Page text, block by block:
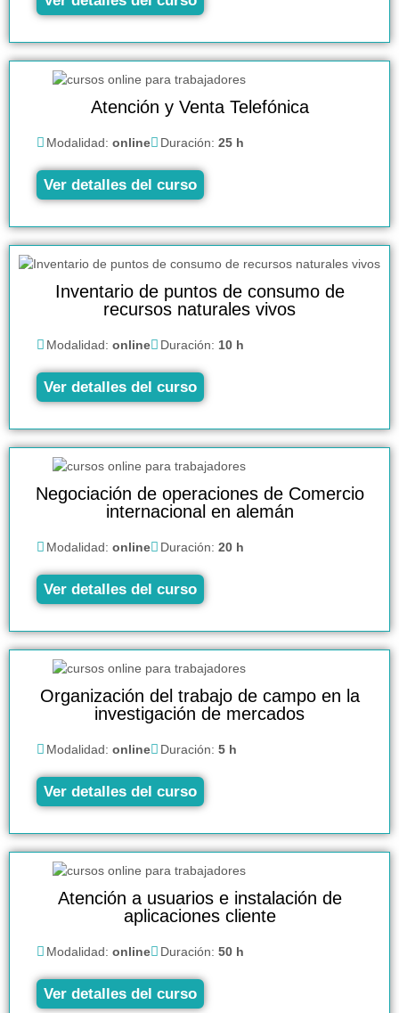
Atención y Venta Telefónica
Modalidad: online Duración: 25 h
Ver detalles del curso
Inventario de puntos de consumo de
recursos naturales vivos
Modalidad: online Duración: 10 h
Ver detalles del curso
Negociación de operaciones de Comercio
internacional en alemán
Modalidad: online Duración: 20 h
Ver detalles del curso
Organización del trabajo de campo en la
investigación de mercados
Modalidad: online Duración: 5 h
Ver detalles del curso
Atención a usuarios e instalación de
aplicaciones cliente
Modalidad: online Duración: 50 h
Ver detalles del curso